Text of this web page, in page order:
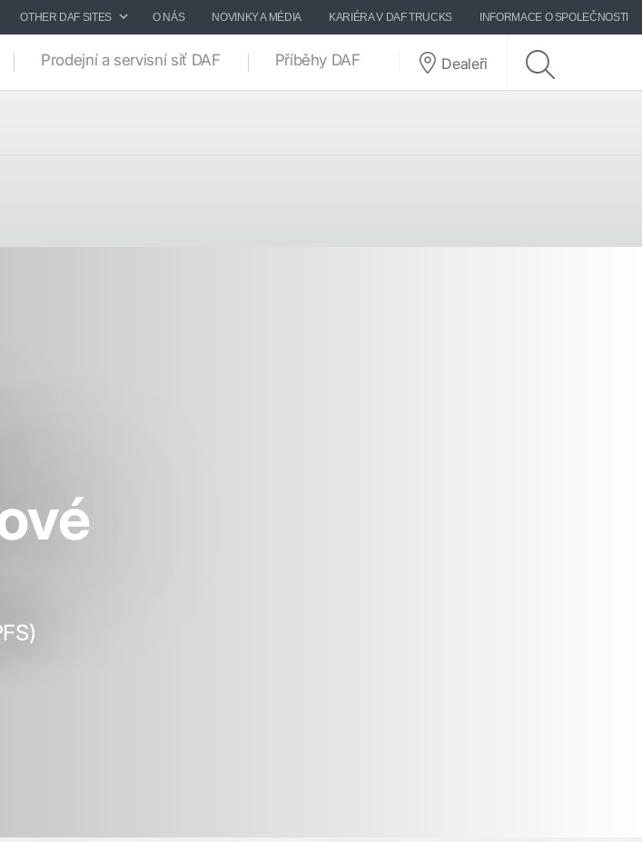
OTHER DAF SITES O NÁS NOVINKY A MÉDIA KARIÉRA V DAF TRUCKS INFORMACE O SPOLEČNOSTI
Prodejní a servisní síť DAF Příběhy DAF Dealeři